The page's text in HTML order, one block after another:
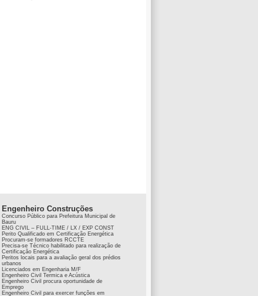
Engenheiro Construções
Concurso Público para Prefeitura Municipal de
Bauru
ENG CIVIL – FULL-TIME / LX / EXP CONST
Perito Qualificado em Certificação Energética
Procuram-se formadores RCCTE
Precisa-se Técnico habilitado para realização de
Certificação Energética
Peritos locais para a avaliação geral dos prédios
urbanos
Licenciados em Engenharia M/F
Engenheiro Civil Termica e Acústica
Engenheiro Civil procura oportunidade de
Emprego
Engenheiro Civil para exercer funções em